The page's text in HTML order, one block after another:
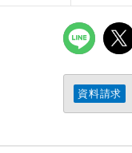
資料請求